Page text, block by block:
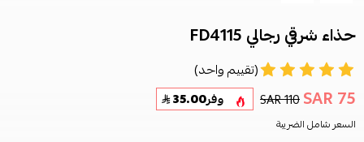
حذاء شرقي رجالي FD4115
(تقييم واحد)
75 SAR
110 SAR وفر35.00
السعر شامل الضريبة